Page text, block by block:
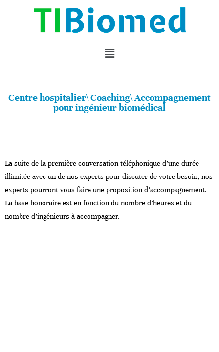
Centre hospitalier\ Coaching\ Accompagnement
pour ingénieur biomédical
La suite de la première conversation téléphonique d’une durée
illimitée avec un de nos experts pour discuter de votre besoin, nos
experts pourront vous faire une proposition d’accompagnement.
La base honoraire est en fonction du nombre d’heures et du
nombre d’ingénieurs à accompagner.